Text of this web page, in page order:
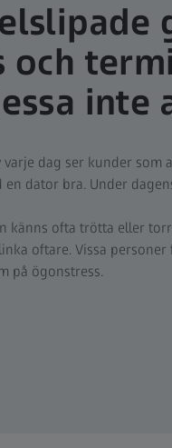
och
inte
varje dag ser kunder som
en dator bra. Under
känns ofta trötta eller
oftare. Vissa
på ögonstress.